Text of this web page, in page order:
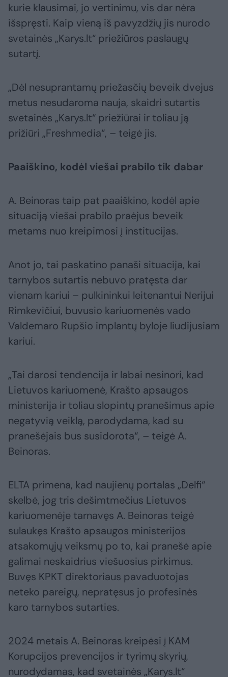
kurie klausimai, jo vertinimu, vis dar nėra
išspręsti. Kaip vieną iš pavyzdžių jis nurodo
svetainės „Karys.lt“ priežiūros paslaugų
sutartį.
„Dėl nesuprantamų priežasčių beveik dvejus
metus nesudaroma nauja, skaidri sutartis
svetainės „Karys.lt“ priežiūrai ir toliau ją
prižiūri „Freshmedia“, – teigė jis.
Paaiškino, kodėl viešai prabilo tik dabar
A. Beinoras taip pat paaiškino, kodėl apie
situaciją viešai prabilo praėjus beveik
metams nuo kreipimosi į institucijas.
Anot jo, tai paskatino panaši situacija, kai
tarnybos sutartis nebuvo pratęsta dar
vienam kariui – pulkininkui leitenantui Nerijui
Rimkevičiui, buvusio kariuomenės vado
Valdemaro Rupšio implantų byloje liudijusiam
kariui.
„Tai darosi tendencija ir labai nesinori, kad
Lietuvos kariuomenė, Krašto apsaugos
ministerija ir toliau slopintų pranešimus apie
negatyvią veiklą, parodydama, kad su
pranešėjais bus susidorota“, – teigė A.
Beinoras.
ELTA primena, kad naujienų portalas „Delfi“
skelbė, jog tris dešimtmečius Lietuvos
kariuomenėje tarnavęs A. Beinoras teigė
sulaukęs Krašto apsaugos ministerijos
atsakomųjų veiksmų po to, kai pranešė apie
galimai neskaidrius viešuosius pirkimus.
Buvęs KPKT direktoriaus pavaduotojas
neteko pareigų, nepratęsus jo profesinės
karo tarnybos sutarties.
2024 metais A. Beinoras kreipėsi į KAM
Korupcijos prevencijos ir tyrimų skyrių,
nurodydamas, kad svetainės „Karys.lt“